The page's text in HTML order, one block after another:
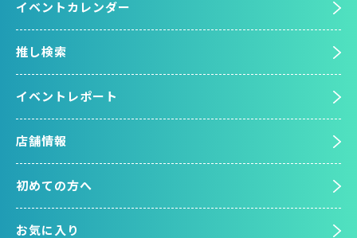
イベントカレンダー
推し検索
イベントレポート
店舗情報
初めての方へ
お気に入り